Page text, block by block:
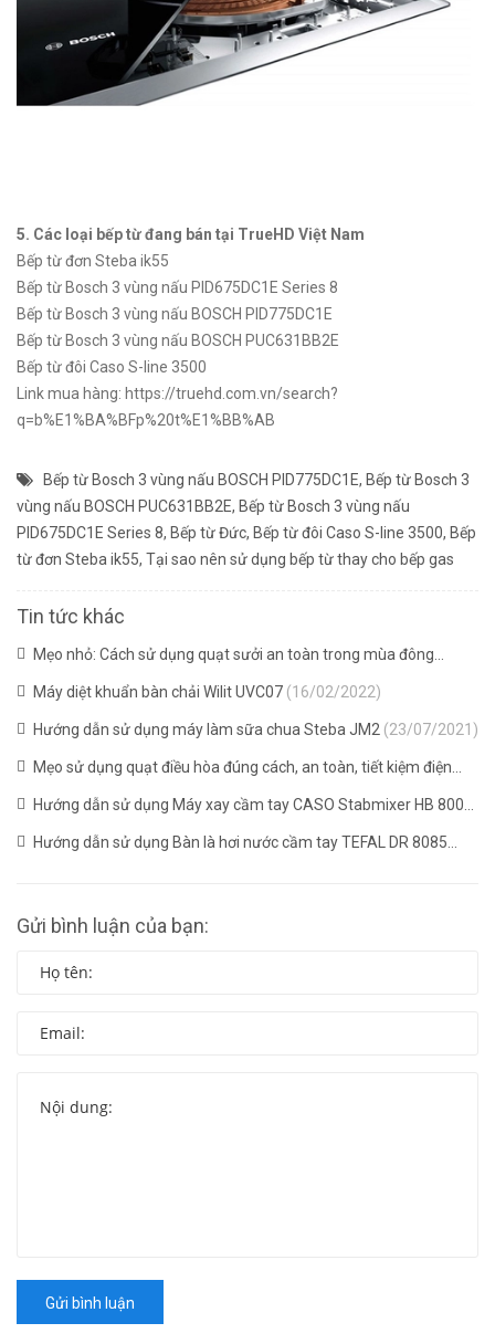
5. Các loại bếp từ đang bán tại TrueHD Việt Nam
Bếp từ đơn Steba ik55
Bếp từ Bosch 3 vùng nấu PID675DC1E Series 8
Bếp từ Bosch 3 vùng nấu BOSCH PID775DC1E
Bếp từ Bosch 3 vùng nấu BOSCH PUC631BB2E
Bếp từ đôi Caso S-line 3500
Link mua hàng: https://truehd.com.vn/search?
q=b%E1%BA%BFp%20t%E1%BB%AB
Bếp từ Bosch 3 vùng nấu BOSCH PID775DC1E, Bếp từ Bosch 3
vùng nấu BOSCH PUC631BB2E, Bếp từ Bosch 3 vùng nấu
PID675DC1E Series 8, Bếp từ Đức, Bếp từ đôi Caso S-line 3500, Bếp
từ đơn Steba ik55, Tại sao nên sử dụng bếp từ thay cho bếp gas
Tin tức khác
Mẹo nhỏ: Cách sử dụng quạt sưởi an toàn trong mùa đông
(16/02/2022)
Máy diệt khuẩn bàn chải Wilit UVC07 (16/02/2022)
Hướng dẫn sử dụng máy làm sữa chua Steba JM2 (23/07/2021)
Mẹo sử dụng quạt điều hòa đúng cách, an toàn, tiết kiệm điện
(20/07/2021)
Hướng dẫn sử dụng Máy xay cầm tay CASO Stabmixer HB 800
(08/05/2021)
Hướng dẫn sử dụng Bàn là hơi nước cầm tay TEFAL DR 8085
Gửi bình luận của bạn:
Gửi bình luận